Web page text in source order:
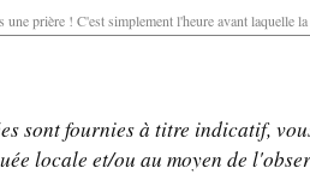
prière ! C'est simplement l'heure avant laquelle
sont fournies à titre indicatif,
locale et/ou au moyen de